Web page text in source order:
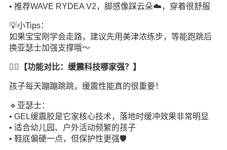
• 推荐WAVE RYDEA V2，脚感像踩云朵☁️，穿着很舒服
💡小Tips：
如果宝宝刚学会走路，建议先用美津浓练步，等能跑跳后
换亚瑟士加强支撑哦～
🏃‍♂️【功能对比：缓震科技哪家强？】
孩子每天蹦蹦跳跳，缓震性能真的很重要！
🔹亚瑟士：
• GEL缓震胶是它家核心技术，落地时缓冲效果非常明显
• 适合幼儿园、户外活动频繁的孩子
• 鞋底偏硬一点，但保护性更强🛡️